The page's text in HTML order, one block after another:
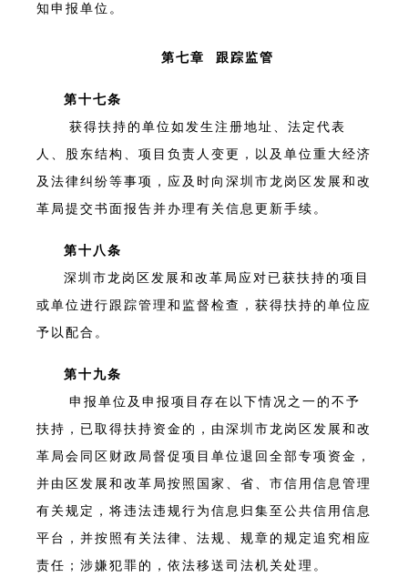
知申报单位。
第七章 跟踪监管
第十七条
获得扶持的单位如发生注册地址、法定代表
人、股东结构、项目负责人变更，以及单位重大经济
及法律纠纷等事项，应及时向深圳市龙岗区发展和改
革局提交书面报告并办理有关信息更新手续。
第十八条
深圳市龙岗区发展和改革局应对已获扶持的项目
或单位进行跟踪管理和监督检查，获得扶持的单位应
予以配合。
第十九条
申报单位及申报项目存在以下情况之一的不予
扶持，已取得扶持资金的，由深圳市龙岗区发展和改
革局会同区财政局督促项目单位退回全部专项资金，
并由区发展和改革局按照国家、省、市信用信息管理
有关规定，将违法违规行为信息归集至公共信用信息
平台，并按照有关法律、法规、规章的规定追究相应
责任；涉嫌犯罪的，依法移送司法机关处理。